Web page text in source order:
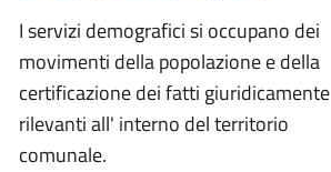
I servizi demografici si occupano dei
movimenti della popolazione e della
certificazione dei fatti giuridicamente
rilevanti all' interno del territorio
comunale.